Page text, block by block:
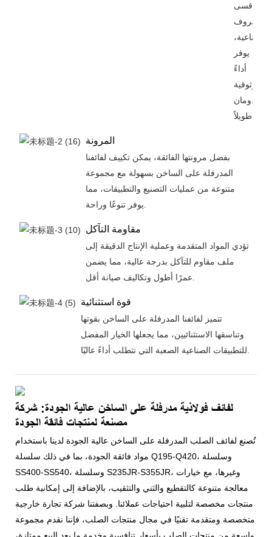
أقسى
الظروف
الصناعية،
مما يوفر
أداءً
وموثوقية
يدومان
طويلاً.
المرونة
بفضل مرونتها الفائقة، يمكن تكييف لفائفنا
المدرفلة على الساخن بسهولة مع مجموعة
متنوعة من عمليات التصنيع والتطبيقات، مما
مقاومة التآكل
تؤدي المواد المتقدمة وعملية الإنتاج الدقيقة إلى
ملف مقاوم للتآكل بدرجة عالية، مما يضمن
قوة استثنائية
تتميز لفائفنا المدرفلة على الساخن بقوتها
وتناسقها الاستثنائيين، مما يجعلها الخيار المفضل
لفائف فولاذية مدرفلة على الساخن عالية الجودة: شركة
مصنعة لمنتجات فائقة الجودة
تُصنع لفائف الصلب المدرفلة على الساخن عالية الجودة لدينا باستخدام
مواد فائقة الجودة، بما في ذلك سلسلة Q195-Q420، وسلسلة
SS400-SS540، وسلسلة S235JR-S355JR، وغيرها، مع خيارات
معالجة متنوعة كالتقطيع والثني والتثقيب، بالإضافة إلى إمكانية طلب
منتجات مخصصة لتلبية احتياجات عملائنا. وبصفتنا شركة تجارة خارجية
متخصصة ومتقدمة تقنيًا في مجال منتجات الصلب، فإننا نقدم مجموعة